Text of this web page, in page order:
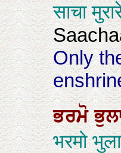
साचा
Only
ਭਰਮੋ
भरमो